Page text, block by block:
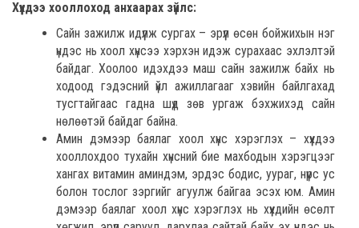
Хүүхдээ хооллоход анхаарах зүйлс:
Сайн зажилж идүүлж сургах – эрүүл өсөн бойжихын нэг
үндэс нь хоол хүнсээ хэрхэн идэж сурахаас эхлэлтэй
байдаг. Хоолоо идэхдээ маш сайн зажилж байх нь
ходоод гэдэсний үйл ажиллагааг хэвийн байлгахад
тусгтайгаас гадна шүд зөв ургаж бэхжихэд сайн
нөлөөтэй байдаг байна.
Амин дэмээр баялаг хоол хүнс хэрэглэх – хүүхдээ
хооллохдоо тухайн хүнсний бие махбодын хэрэгцээг
хангах витамин аминдэм, эрдэс бодис, уураг, нүүрс ус
болон тослог зэргийг агуулж байгаа эсэх юм. Амин
дэмээр баялаг хоол хүнс хэрэглэх нь хүүхдийн өсөлт